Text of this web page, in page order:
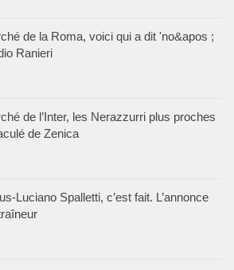
de la Roma, voici qui a dit 'no&apos ;
Ranieri
de l’Inter, les Nerazzurri plus proches
de Zenica
Luciano Spalletti, c’est fait. L’annonce